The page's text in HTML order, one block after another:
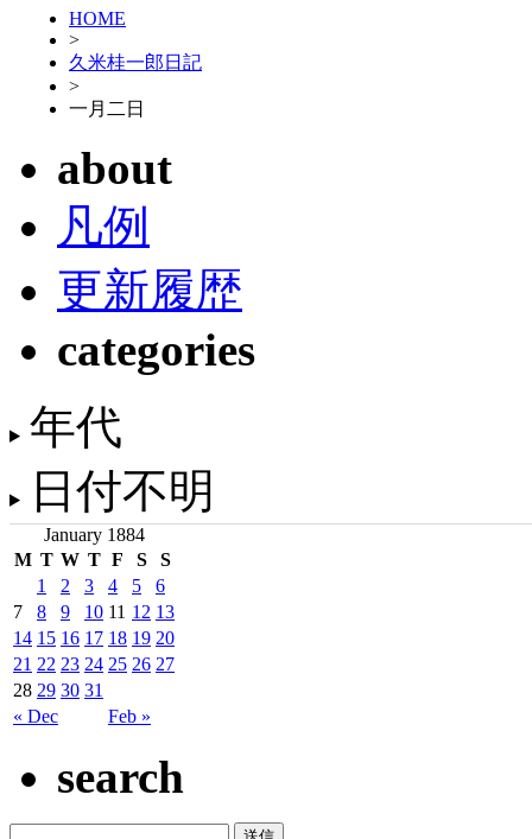
HOME
>
久米桂一郎日記
>
一月二日
about
凡例
更新履歴
categories
年代
日付不明
January 1884
M T W T F S S
« Dec Feb »
1 2 3 4 5
6
7
8 9 10 11 12 13
14 15 16 17 18 19 20
21 22 23 24 25 26 27
28 29 30 31
search